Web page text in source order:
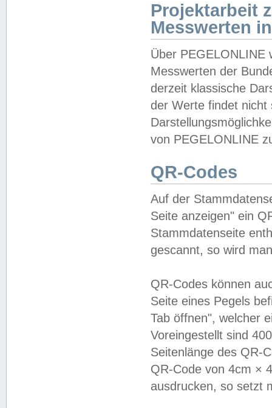
Projektarbeit
Messwerten
Über PEGELONLINE
Messwerten der
derzeit klassische
der Werte findet
von PEGELONLINE
QR-Codes
Auf der
Seite anzeigen" ein
Stammdatenseite
gescannt, so wird
QR-Codes können
Seite eines Pegels
Tab öffnen", welcher
Voreingestellt sind
Seitenlänge des QR-
QR-Code von 4cm ×
ausdrucken, so setzt